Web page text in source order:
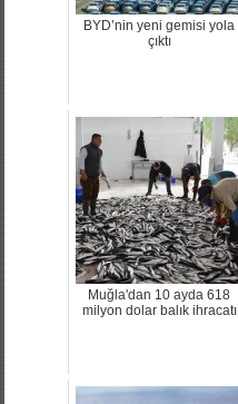
BYD’nin yeni gemisi yola
çıktı
Muğla'dan 10 ayda 618
milyon dolar balık ihracatı